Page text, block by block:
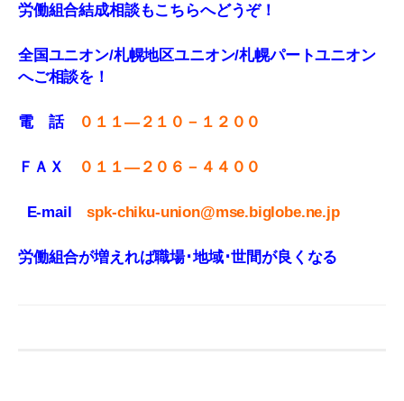
労働組合結成相談もこちらへどうぞ！
全国ユニオン/札幌地区ユニオン/札幌パートユニオン
へご相談を！
電 話 ０１１—２１０－１２００
ＦＡＸ ０１１—２０６－４４００
E-mailspk-chiku-union@mse.biglobe.ne.jp
労働組合が増えれば職場･地域･世間が良くなる